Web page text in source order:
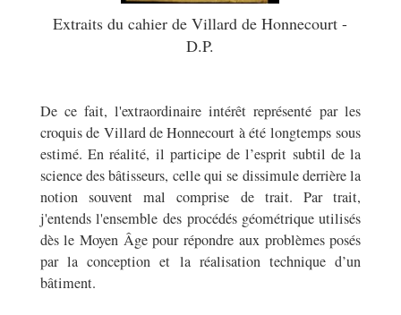
Extraits du cahier de Villard de Honnecourt -
D.P.
De ce fait, l'extraordinaire intérêt représenté par les
croquis de Villard de Honnecourt à été longtemps sous
estimé. En réalité, il participe de l’esprit subtil de la
science des bâtisseurs, celle qui se dissimule derrière la
notion souvent mal comprise de trait. Par trait,
j'entends​ l'ensemble des procédés géométrique utilisés
dès le Moyen Âge pour répondre aux problèmes posés
par la conception et la réalisation technique d’un
bâtiment.